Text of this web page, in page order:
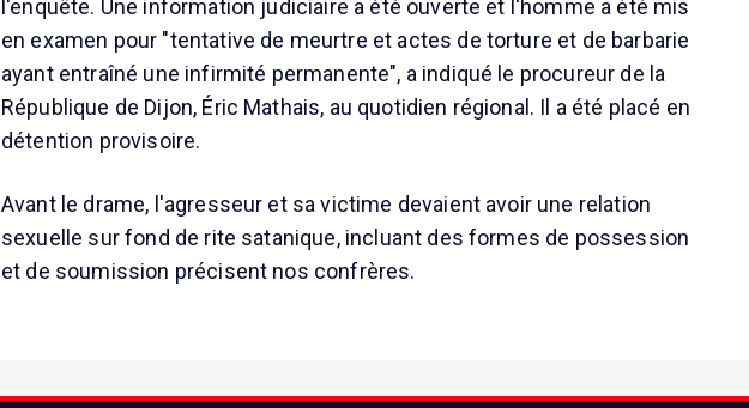
l'enquête. Une information judiciaire a été ouverte et l'homme a été mis
en examen pour "tentative de meurtre et actes de torture et de barbarie
ayant entraîné une infirmité permanente", a indiqué le procureur de la
République de Dijon, Éric Mathais, au quotidien régional. Il a été placé en
détention provisoire.
Avant le drame, l'agresseur et sa victime devaient avoir une relation
sexuelle sur fond de rite satanique, incluant des formes de possession
et de soumission précisent nos confrères.